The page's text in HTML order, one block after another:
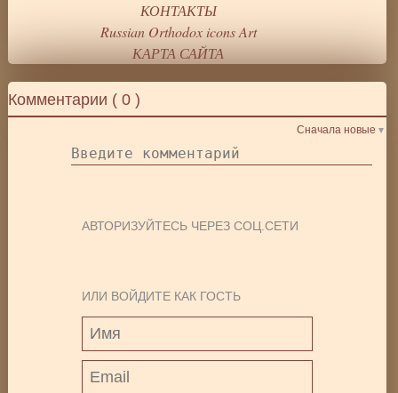
Комментарии (0 )
Сначала новые
АВТОРИЗУЙТЕСЬ ЧЕРЕЗ СОЦ.СЕТИ
ИЛИ ВОЙДИТЕ КАК ГОСТЬ
КОНТАКТЫ
Russian Orthodox icons Art
КАРТА САЙТА